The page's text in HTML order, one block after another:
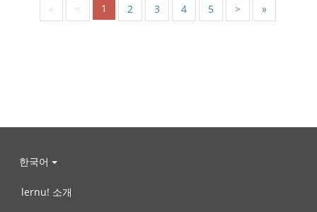
« < 1 2 3 4 5 > »
한국어
lernu! 소개